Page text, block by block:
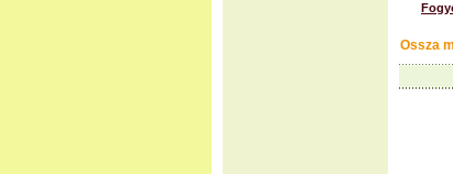
Ossza